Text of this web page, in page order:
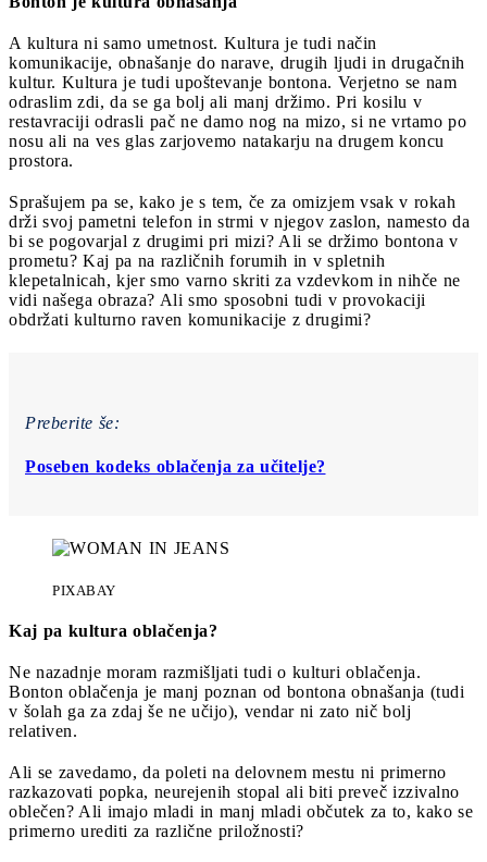
A kultura ni samo umetnost. Kultura je tudi način
komunikacije, obnašanje do narave, drugih ljudi in drugačnih
kultur. Kultura je tudi upoštevanje bontona. Verjetno se nam
odraslim zdi, da se ga bolj ali manj držimo. Pri kosilu v
restavraciji odrasli pač ne damo nog na mizo, si ne vrtamo po
nosu ali na ves glas zarjovemo natakarju na drugem koncu
prostora.
Sprašujem pa se, kako je s tem, če za omizjem vsak v rokah
drži svoj pametni telefon in strmi v njegov zaslon, namesto da
bi se pogovarjal z drugimi pri mizi? Ali se držimo bontona v
prometu? Kaj pa na različnih forumih in v spletnih
klepetalnicah, kjer smo varno skriti za vzdevkom in nihče ne
vidi našega obraza? Ali smo sposobni tudi v provokaciji
obdržati kulturno raven komunikacije z drugimi?
Preberite še:
Poseben kodeks oblačenja za učitelje?
PIXABAY
Kaj pa kultura oblačenja?
Ne nazadnje moram razmišljati tudi o kulturi oblačenja.
Bonton oblačenja je manj poznan od bontona obnašanja (tudi
v šolah ga za zdaj še ne učijo), vendar ni zato nič bolj
relativen.
Ali se zavedamo, da poleti na delovnem mestu ni primerno
razkazovati popka, neurejenih stopal ali biti preveč izzivalno
oblečen? Ali imajo mladi in manj mladi občutek za to, kako se
primerno urediti za različne priložnosti?